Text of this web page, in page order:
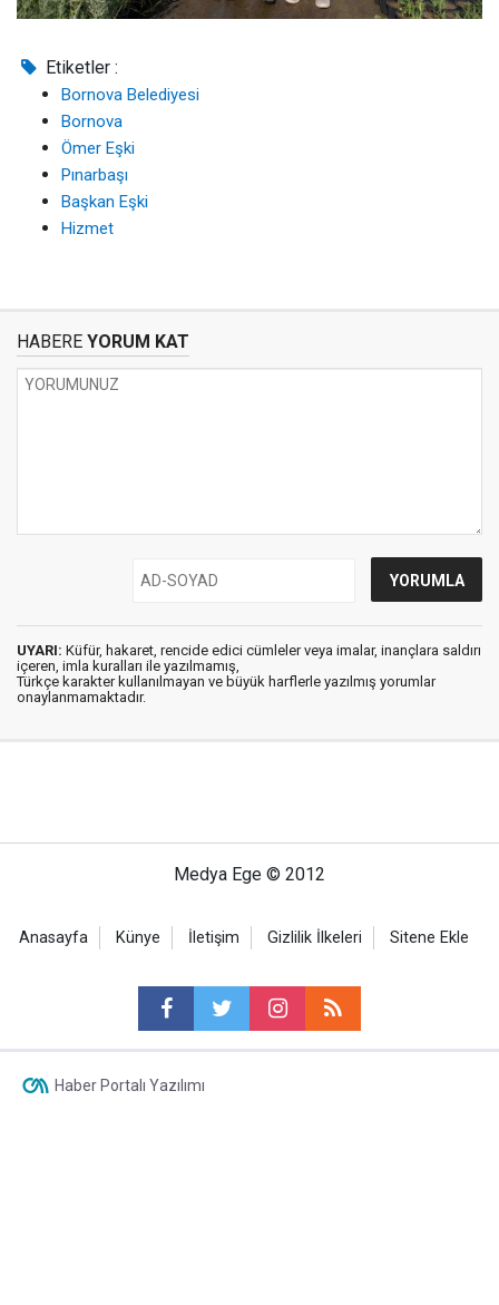
Etiketler :
Bornova Belediyesi
Bornova
Ömer Eşki
Pınarbaşı
Başkan Eşki
Hizmet
HABERE YORUM KAT
UYARI: Küfür, hakaret, rencide edici cümleler veya imalar, inançlara saldırı
içeren, imla kuralları ile yazılmamış,
Türkçe karakter kullanılmayan ve büyük harflerle yazılmış yorumlar
onaylanmamaktadır.
Medya Ege © 2012
Anasayfa Künye İletişim Gizlilik İlkeleri Sitene Ekle
Haber Portalı Yazılımı